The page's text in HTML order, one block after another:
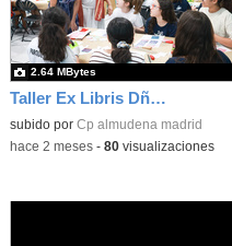
Taller Ex Libris Dña Letizia 01
Contenido educativo.
subido por Cp almudena madrid
2.64 MBytes
-hace 2 meses- 80visualizaciones